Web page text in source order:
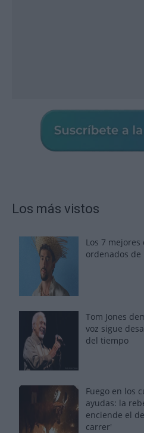
Los más vistos
Los 7 mejores
ordenados
Tom Jones
voz sigue
del tiempo
Fuego en los
ayudas: la
enciende el
carrer'